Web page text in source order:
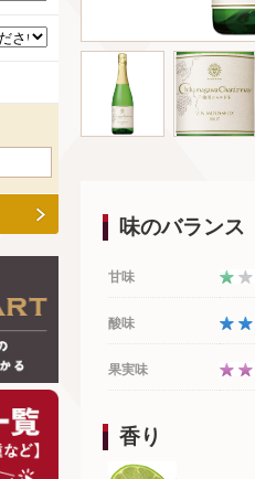
味のバランス
甘味
酸味
果実味
香り